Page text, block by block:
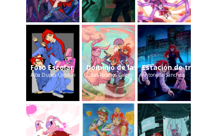
Foto Escolar
Alba Dupás Condori
Dominio de las Nubes
Lucas Palacios Calero
Estación de tren
Antonella Sánchez